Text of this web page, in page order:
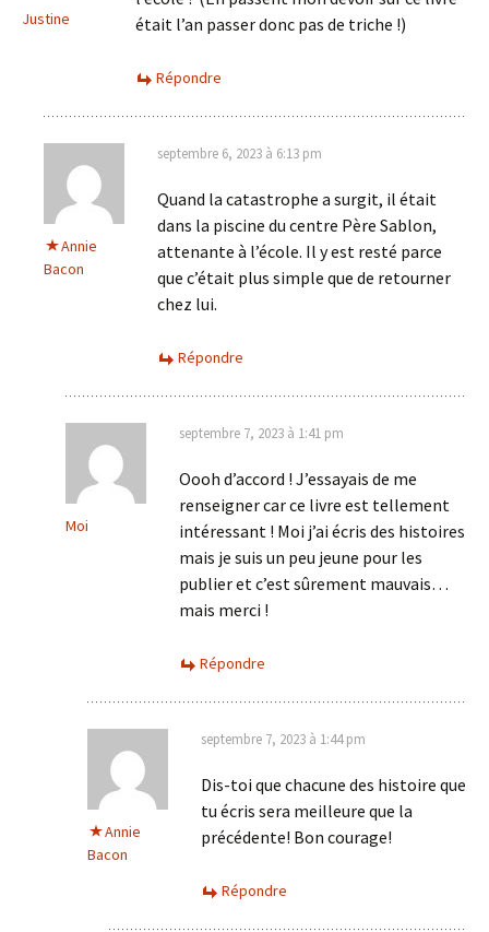
Justine
était l’an passer donc pas de triche !)
Répondre
Annie
Bacon
septembre 6, 2023 à 6:13 pm
Quand la catastrophe a surgit, il était
dans la piscine du centre Père Sablon,
attenante à l’école. Il y est resté parce
que c’était plus simple que de retourner
chez lui.
Répondre
Moi
septembre 7, 2023 à 1:41 pm
Oooh d’accord ! J’essayais de me
renseigner car ce livre est tellement
intéressant ! Moi j’ai écris des histoires
mais je suis un peu jeune pour les
publier et c’est sûrement mauvais…
mais merci !
Répondre
Annie
Bacon
septembre 7, 2023 à 1:44 pm
Dis-toi que chacune des histoire que
tu écris sera meilleure que la
précédente! Bon courage!
Répondre